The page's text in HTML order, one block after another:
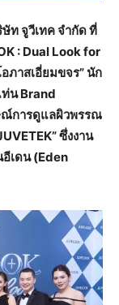
ษัท จูวีเทค จำกัด ที่
: Dual Look for
ภาสเอี่ยมขจร” นัก
น Brand
ณ์การดูแลผิวพรรณ
ซึ่งงาน
เดน (Eden